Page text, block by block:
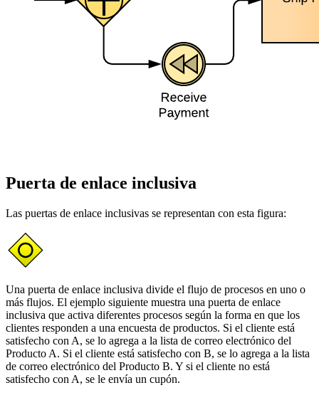
Puerta de enlace inclusiva
Las puertas de enlace inclusivas se representan con esta figura:
Una puerta de enlace inclusiva divide el flujo de procesos en uno o
más flujos. El ejemplo siguiente muestra una puerta de enlace
inclusiva que activa diferentes procesos según la forma en que los
clientes responden a una encuesta de productos. Si el cliente está
satisfecho con A, se lo agrega a la lista de correo electrónico del
Producto A. Si el cliente está satisfecho con B, se lo agrega a la lista
de correo electrónico del Producto B. Y si el cliente no está
satisfecho con A, se le envía un cupón.